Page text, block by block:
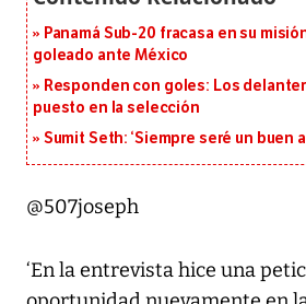
Panamá Sub-20 fracasa en su
goleado ante México
Responden con goles: Los
puesto en la selección
Sumit Seth: ‘Siempre seré un buen
@507joseph
‘En la entrevista hice una